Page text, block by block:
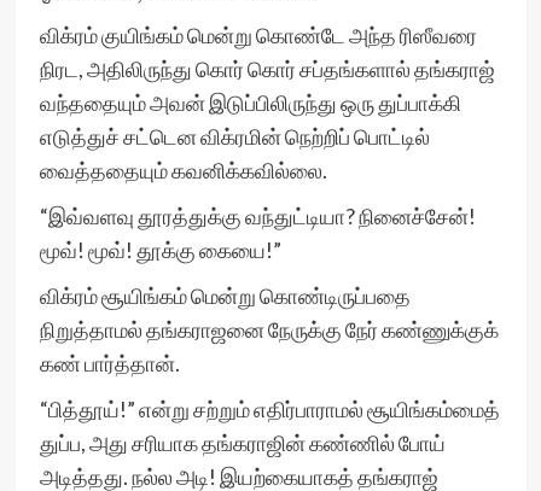
விக்ரம் குயிங்கம் மென்று கொண்டே அந்த ரிஸீவரை
நிரட, அதிலிருந்து கொர் கொர் சப்தங்களால் தங்கராஜ்
வந்ததையும் அவன் இடுப்பிலிருந்து ஒரு துப்பாக்கி
எடுத்துச் சட்டென விக்ரமின் நெற்றிப் பொட்டில்
வைத்ததையும் கவனிக்கவில்லை.
“இவ்வளவு தூரத்துக்கு வந்துட்டியா? நினைச்சேன்!
மூவ்! மூவ்! தூக்கு கையை!”
விக்ரம் சூயிங்கம் மென்று கொண்டிருப்பதை
நிறுத்தாமல் தங்கராஜனை நேருக்கு நேர் கண்ணுக்குக்
கண் பார்த்தான்.
“பித்தூய்!” என்று சற்றும் எதிர்பாராமல் சூயிங்கம்மைத்
துப்ப, அது சரியாக தங்கராஜின் கண்ணில் போய்
அடித்தது. நல்ல அடி! இயற்கையாகத் தங்கராஜ்